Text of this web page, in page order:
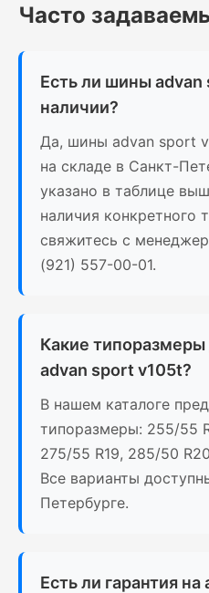
Часто
Есть ли шины advan
наличии?
Да, шины advan sport
на складе в Санкт-
указано в таблице
наличия конкретного
свяжитесь с
(921) 557-00-01.
Какие
advan sport v105t?
В нашем каталоге
типоразмеры: 255/55
275/55 R19, 285/50
Все варианты
Петербурге.
Есть ли гарантия